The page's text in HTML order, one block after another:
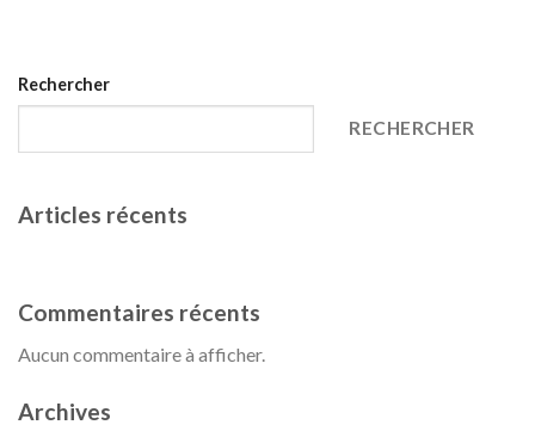
Rechercher
RECHERCHER
Articles récents
Commentaires récents
Aucun commentaire à afficher.
Archives